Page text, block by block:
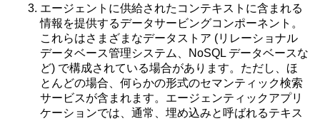
エージェントに供給されたコンテキストに含まれる
情報を提供するデータサービングコンポーネント。
これらはさまざまなデータストア (リレーショナル
データベース管理システム、NoSQL データベースな
ど) で構成されている場合があります。ただし、ほ
とんどの場合、何らかの形式のセマンティック検索
サービスが含まれます。エージェンティックアプリ
ケーションでは、通常、埋め込みと呼ばれるテキス